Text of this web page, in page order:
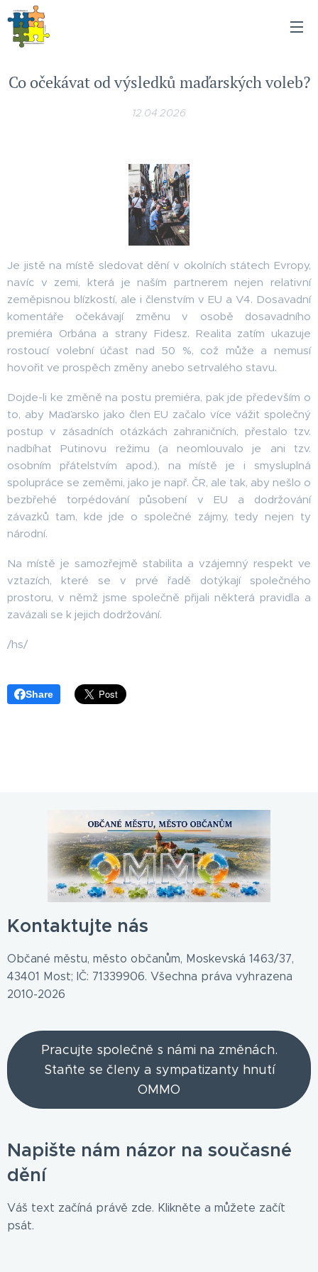
Co očekávat od výsledků maďarských voleb?
12.04.2026
Je jistě na místě sledovat dění v okolních státech Evropy,
navíc v zemi, která je naším partnerem nejen relativní
zeměpisnou blízkostí, ale i členstvím v EU a V4. Dosavadní
komentáře očekávají změnu v osobě dosavadního
premiéra Orbána a strany Fidesz. Realita zatím ukazuje
rostoucí volební účast nad 50 %, což může a nemusí
hovořit ve prospěch změny anebo setrvalého stavu.
Dojde-li ke změně na postu premiéra, pak jde především o
to, aby Maďarsko jako člen EU začalo více vážit společný
postup v zásadních otázkách zahraničních, přestalo tzv.
nadbíhat Putinovu režimu (a neomlouvalo je ani tzv.
osobním přátelstvím apod.), na místě je i smysluplná
spolupráce se zeměmi, jako je např. ČR, ale tak, aby nešlo o
bezbřehé torpédování působení v EU a dodržování
závazků tam, kde jde o společné zájmy, tedy nejen ty
národní.
Na místě je samozřejmě stabilita a vzájemný respekt ve
vztazích, které se v prvé řadě dotýkají společného
prostoru, v němž jsme společně přijali některá pravidla a
zavázali se k jejich dodržování.
/hs/
Share
Kontaktujte nás
Občané městu, město občanům, Moskevská 1463/37,
43401 Most; IČ: 71339906. Všechna práva vyhrazena
2010-2026
Pracujte společně s námi na změnách.
Staňte se členy a sympatizanty hnutí
OMMO
Napište nám názor na současné
dění
Váš text začíná právě zde. Klikněte a můžete začít
psát.